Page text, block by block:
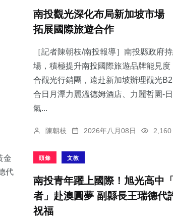
南投觀光深化布局新加坡市
拓展國際旅遊合作
［記者陳朝枝/南投報導］南投縣政府
場，積極提升南投國際旅遊品牌能見
合觀光行銷團，遠赴新加坡辦理觀光
合日月潭力麗溫德姆酒店、力麗哲園-
氣...
陳朝枝 2026年八月08日
頭條 文教
南投青年躍上國際！旭光高中
者」赴澳圓夢 副縣長王瑞德代
祝福